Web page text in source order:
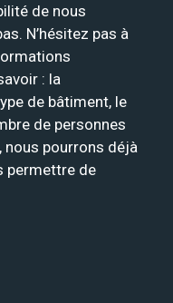
de nous
N’hésitez pas à
: la
de bâtiment, le
de personnes
nous pourrons déjà
permettre de